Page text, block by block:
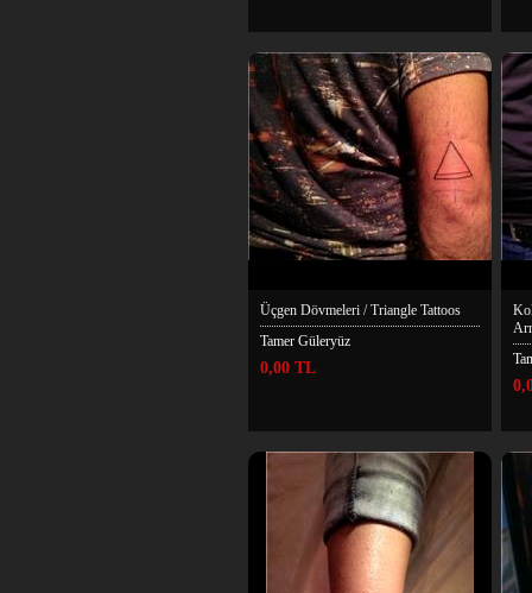
Üçgen Dövmeleri / Triangle Tattoos
Tamer Güleryüz
0,00 TL